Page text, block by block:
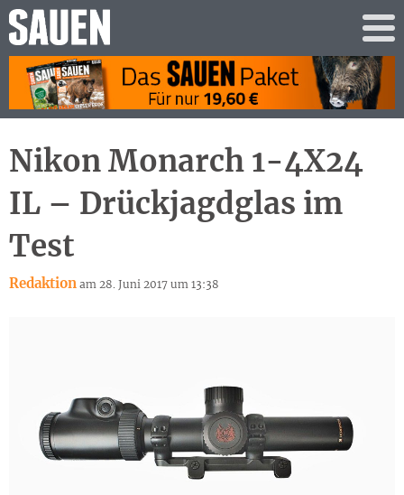
Nikon Monarch 1-4X24
IL – Drückjagdglas im
Test
Redaktion am 28. Juni 2017 um 13:38